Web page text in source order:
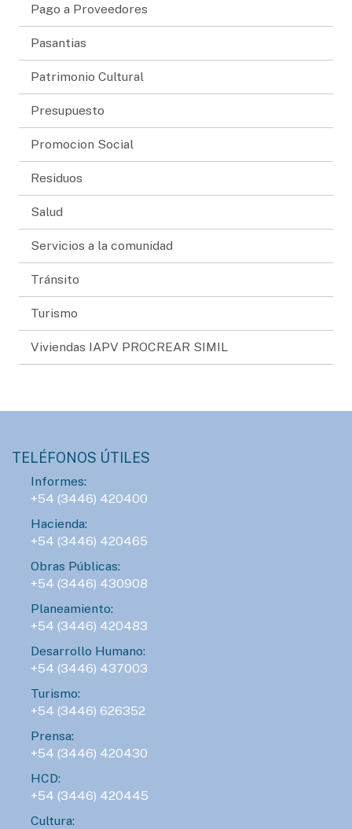
Pago a Proveedores
Pasantias
Patrimonio Cultural
Presupuesto
Promocion Social
Residuos
Salud
Servicios a la comunidad
Tránsito
Turismo
Viviendas IAPV PROCREAR SIMIL
TELÉFONOS ÚTILES
Informes:
+54 (3446) 420400
Hacienda:
+54 (3446) 420465
Obras Públicas:
+54 (3446) 430908
Planeamiento:
+54 (3446) 420483
Desarrollo Humano:
+54 (3446) 437003
Turismo:
+54 (3446) 626352
Prensa:
+54 (3446) 420430
HCD:
+54 (3446) 420445
Cultura: